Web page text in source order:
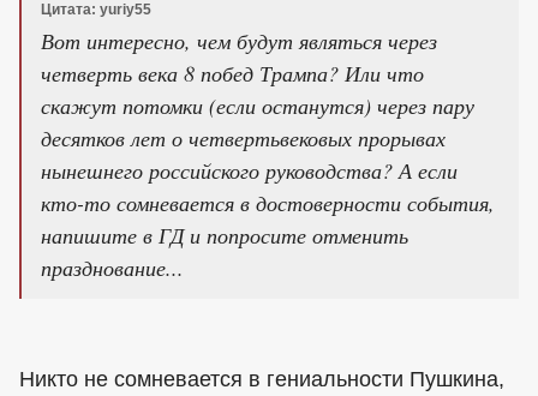
Цитата: yuriy55
Вот интересно, чем будут являться через
четверть века 8 побед Трампа? Или что
скажут потомки (если останутся) через пару
десятков лет о четвертьвековых прорывах
нынешнего российского руководства? А если
кто-то сомневается в достоверности события,
напишите в ГД и попросите отменить
празднование...
Никто не сомневается в гениальности Пушкина,